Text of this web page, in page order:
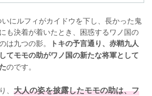
にルフィがカイドウを下し、長かった鬼
も決着が着いたとき、困惑するワノ国の
は九つの影。
トキの予言通り、赤鞘九人
てモモの助がワノ国の新たな将軍として
のです。
大人の姿を披露したモモの助は、フ